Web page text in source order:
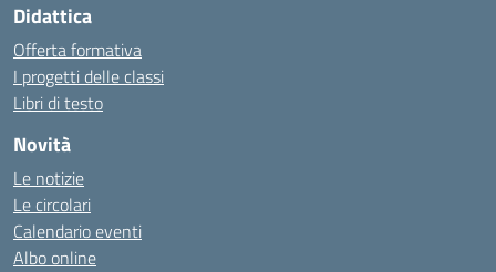
Didattica
Offerta formativa
I progetti delle classi
Libri di testo
Novità
Le notizie
Le circolari
Calendario eventi
Albo online